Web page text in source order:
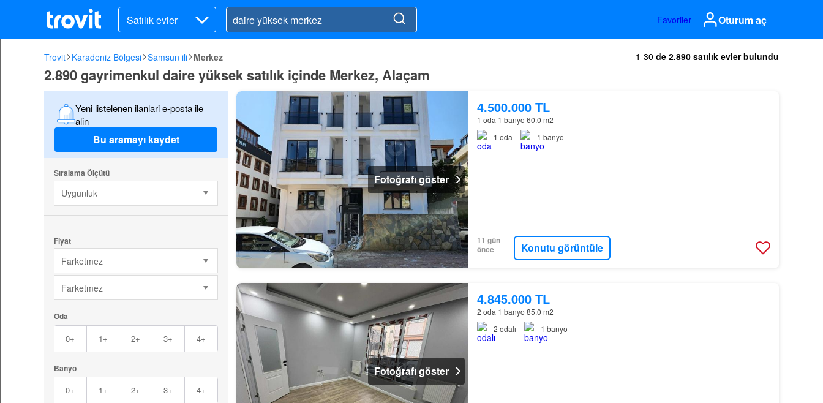
Satılık evler Favoriler Oturum aç
Trovit Karadeniz Bölgesi Samsun ili Merkez 1-30 de 2.890 satılık evler bulundu
2.890 gayrimenkul daire yüksek satılık içinde Merkez, Alaçam
Yeni listelenen ilanlari e-posta ile
alin
Bu aramayı kaydet
Sıralama Ölçütü
Uygunluk
Fiyat
Farketmez
Farketmez
Oda
0+ 1+ 2+ 3+ 4+
Banyo
0+ 1+ 2+ 3+ 4+
Fotoğrafı göster
4.500.000 TL
1 oda 1 banyo 60.0 m2
1 oda 1 banyo
11 gün
önce
Konutu görüntüle
Fotoğrafı göster
4.845.000 TL
2 oda 1 banyo 85.0 m2
2 odalı 1 banyo